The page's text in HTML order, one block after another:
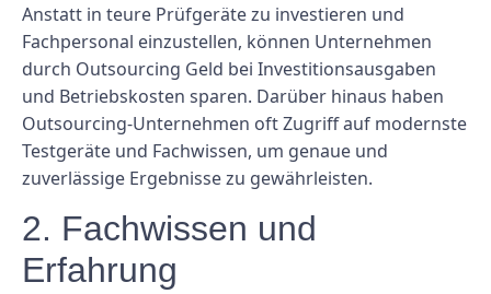
Anstatt in teure Prüfgeräte zu investieren und
Fachpersonal einzustellen, können Unternehmen
durch Outsourcing Geld bei Investitionsausgaben
und Betriebskosten sparen. Darüber hinaus haben
Outsourcing-Unternehmen oft Zugriff auf modernste
Testgeräte und Fachwissen, um genaue und
zuverlässige Ergebnisse zu gewährleisten.
2. Fachwissen und
Erfahrung